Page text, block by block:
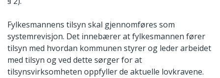
Fylkesmannens tilsyn skal gjennomføres som
systemrevisjon. Det innebærer at fylkesmannen fører
tilsyn med hvordan kommunen styrer og leder arbeidet
med tilsyn og ved dette sørger for at
tilsynsvirksomheten oppfyller de aktuelle lovkravene.